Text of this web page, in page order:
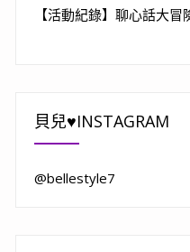
【活動紀錄】聊心話大
貝兒♥INSTAGRAM
@bellestyle7